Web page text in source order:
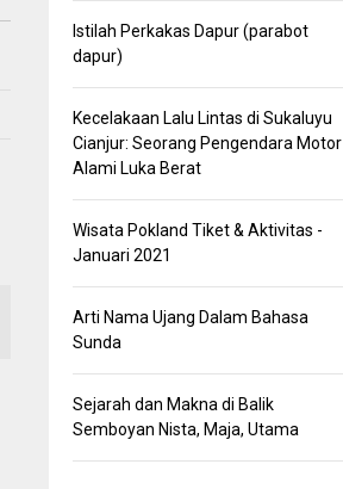
Istilah Perkakas Dapur (parabot
dapur)
Kecelakaan Lalu Lintas di Sukaluyu
Cianjur: Seorang Pengendara Motor
Alami Luka Berat
Wisata Pokland Tiket & Aktivitas -
Januari 2021
Arti Nama Ujang Dalam Bahasa
Sunda
Sejarah dan Makna di Balik
Semboyan Nista, Maja, Utama